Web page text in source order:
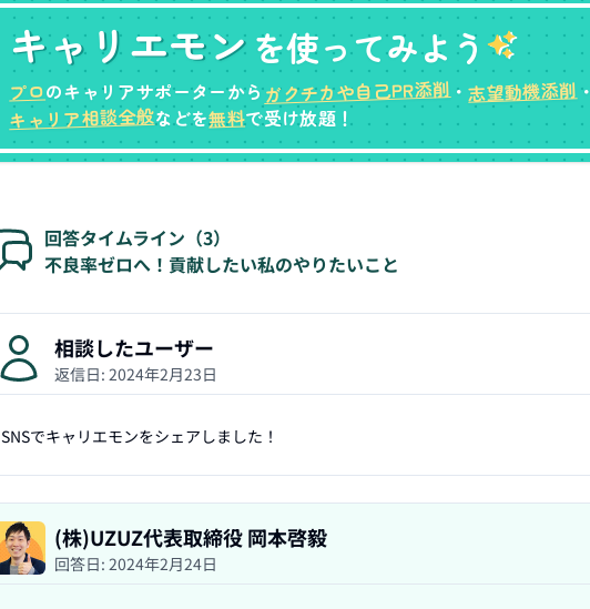
キャリエモン を使ってみよう
プロのキャリアサポーターからガクチカや自己PR添削・志望動機添削・
キャリア相談全般などを無料で受け放題！
回答タイムライン（3）
不良率ゼロへ！貢献したい私のやりたいこと
相談したユーザー
返信日: 2024年2月23日
SNSでキャリエモンをシェアしました！
(株)UZUZ代表取締役 岡本啓毅
回答日: 2024年2月24日